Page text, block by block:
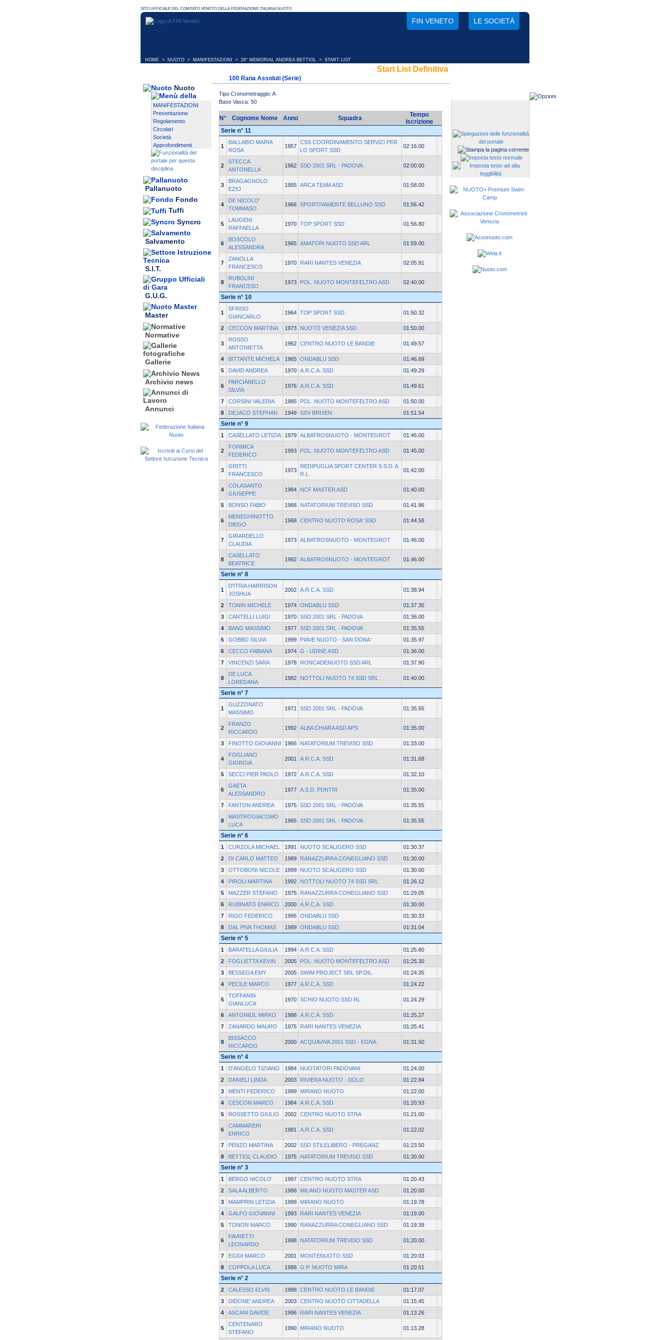
FIN VENETO LE SOCIETÀ
HOME > NUOTO > MANIFESTAZIONI > 26° MEMORIAL ANDREA BETTIOL > START LIST
Nuoto
MANIFESTAZIONI
Presentazione
Regolamento
Circolari
Società
Approfondimenti
Pallanuoto
Fondo
Tuffi
Syncro
Salvamento
S.I.T.
G.U.G.
Master
Normative
Gallerie
Archivio news
Annunci
Start List Definitiva
100 Rana Assoluti (Serie)
Tipo Cronometraggio: A
Base Vasca: 50
N° Cognome Nome Anno Squadra
Tempo
Iscrizione
Serie n° 11
1
BALLABIO MARIA
ROSA
1957
CSS COORDINAMENTO SERVIZI PER
LO SPORT SSD
02:16.00
2
STECCA
ANTONELLA
1962 SSD 2001 SRL - PADOVA 02:00.00
3
BRAGAGNOLO
EZIO
1955 ARCA TEAM ASD 01:58.00
4
DE NICOLO'
TOMMASO
1966 SPORTIVAMENTE BELLUNO SSD 01:56.42
5
LAUGENI
RAFFAELLA
1970 TOP SPORT SSD 01:56.80
6
BOSCOLO
ALESSANDRA
1965 AMATORI NUOTO SSD ARL 01:59.00
7
ZANOLLA
FRANCESCO
1970 RARI NANTES VENEZIA 02:05.91
8
RUBOLINI
FRANCESO
1973 POL. NUOTO MONTEFELTRO ASD 02:40.00
Serie n° 10
1
SFRISO
GIANCARLO
1964 TOP SPORT SSD 01:50.32
2 CECCON MARTINA 1973 NUOTO VENEZIA SSD 01:50.00
3
ROSSO
ANTONIETTA
1962 CENTRO NUOTO LE BANDIE 01:49.57
4 BITTANTE MICHELA 1965 ONDABLU SSD
01:46.69
5
DAVID ANDREA 1970 A.R.C.A. SSD 01:49.29
6
PARCIANELLO
SILVIA
1976 A.R.C.A. SSD 01:49.61
7 CORSINI VALERIA 1985 POL. NUOTO MONTEFELTRO ASD
01:50.00
8
DEJACO STEPHAN 1949 SSV BRIXEN 01:51.54
Serie n° 9
1 CASELLATO LETIZIA 1979 ALBATROSNUOTO - MONTEGROT 01:46.00
2
FORMICA
FEDERICO
1993 POL. NUOTO MONTEFELTRO ASD 01:45.00
3
GRITTI
FRANCESCO
1973
REDIPUGLIA SPORT CENTER S.S.D. A
R.L.
01:42.00
4
COLASANTO
GIUSEPPE
1984 NCF MASTER ASD 01:40.00
5 BONSO FABIO 1966 NATATORIUM TREVISO SSD 01:41.96
6
MENEGHINOTTO
DIEGO
1968 CENTRO NUOTO ROSA' SSD 01:44.58
7
GIRARDELLO
CLAUDIA
1973 ALBATROSNUOTO - MONTEGROT 01:46.00
8
CASELLATO
BEATRICE
1982 ALBATROSNUOTO - MONTEGROT 01:46.00
Serie n° 8
1
D'ITRIA HARRISON
JOSHUA
2002 A.R.C.A. SSD 01:38.94
2 TONIN MICHELE 1974 ONDABLU SSD
01:37.35
3
CANTELLI LUIGI 1970 SSD 2001 SRL - PADOVA
01:36.00
4
BANO MASSIMO 1977 SSD 2001 SRL - PADOVA
01:35.55
5
GOBBO SILVIA 1999 PIAVE NUOTO - SAN DONA '
01:35.97
6
CECCO FABIANA 1974 G - UDINE ASD
01:36.00
7
VINCENZI SARA 1978 RONCADENUOTO SSD ARL 01:37.90
8
DE LUCA
LOREDANA
1982 NOTTOLI NUOTO 74 SSD SRL 01:40.00
Serie n° 7
1
GUZZONATO
MASSIMO
1971 SSD 2001 SRL - PADOVA 01:35.55
2
FRANZO
RICCARDO
1992 ALBA CHIARA ASD APS 01:35.00
3 FINOTTO GIOVANNI 1966 NATATORIUM TREVISO SSD 01:33.00
4
FOGLIANO
GIORGIA
2001 A.R.C.A. SSD 01:31.68
5 SECCI PIER PAOLO 1972 A.R.C.A. SSD 01:32.10
6
GAETA
ALESSANDRO
1977 A.S.D. PDNTRI 01:35.00
7 FANTON ANDREA 1975 SSD 2001 SRL - PADOVA 01:35.55
8
MASTROGIACOMO
LUCA
1965 SSD 2001 SRL - PADOVA 01:35.55
Serie n° 6
1 CURZOLA MICHAEL 1991 NUOTO SCALIGERO SSD
01:30.37
2
DI CARLO MATTEO 1989 RANAZZURRA CONEGLIANO SSD
01:30.00
3
OTTOBONI NICOLE 1999 NUOTO SCALIGERO SSD
01:30.00
4
PIROLI MARTINA 1992 NOTTOLI NUOTO 74 SSD SRL
01:26.12
5
MAZZER STEFANO 1975 RANAZZURRA CONEGLIANO SSD
01:29.05
6
RUBINATO ENRICO 2000 A.R.C.A. SSD
01:30.00
7
RIGO FEDERICO 1995 ONDABLU SSD
01:30.33
8
DAL PIVA THOMAS 1989 ONDABLU SSD 01:31.04
Serie n° 5
1 BARATELLA GIULIA 1994 A.R.C.A. SSD
01:25.80
2
FOGLIETTA KEVIN 2005 POL. NUOTO MONTEFELTRO ASD
01:25.30
3
BESSEGA EMY 2005 SWIM PROJECT SRL SP.DIL.
01:24.35
4
PECILE MARCO 1977 A.R.C.A. SSD 01:24.22
5
TOFFANIN
GIANLUCA
1970 SCHIO NUOTO SSD RL 01:24.29
6 ANTONIOL MIRKO 1988 A.R.C.A. SSD
01:25.27
7
ZANARDO MAURO 1975 RARI NANTES VENEZIA 01:25.41
8
BISSACCO
RICCARDO
2000 ACQUAVIVA 2001 SSD - EGNA 01:31.50
Serie n° 4
1 D'ANGELO TIZIANO 1984 NUOTATORI PADOVANI
01:24.00
2
DANIELI LINDA 2003 RIVIERA NUOTO - DOLO
01:22.84
3
MENTI FEDERICO 1999 MIRANO NUOTO
01:22.00
4
CESCON MARCO 1984 A.R.C.A. SSD
01:20.93
5
ROSSETTO GIULIO 2002 CENTRO NUOTO STRA 01:21.00
6
CAMMARERI
ENRICO
1981 A.R.C.A. SSD 01:22.02
7 PENZO MARTINA 2002 SSD STILELIBERO - PREGANZ
01:23.50
8
BETTIOL CLAUDIO 1975 NATATORIUM TREVISO SSD 01:30.00
Serie n° 3
1 BERGO NICOLO' 1997 CENTRO NUOTO STRA
01:20.43
2
SALA ALBERTO 1988 MILANO NUOTO MASTER ASD
01:20.00
3
MAMPRIN LETIZIA 1999 MIRANO NUOTO
01:19.78
4
GALFO GIOVANNI 1993 RARI NANTES VENEZIA
01:19.00
5
TONON MARCO 1990 RANAZZURRA CONEGLIANO SSD 01:19.39
6
FAVRETTI
LEONARDO
1998 NATATORIUM TREVISO SSD 01:20.00
7 EGIDI MARCO 2001 MONTENUOTO SSD
01:20.03
8
COPPOLA LUCA 1988 G.P. NUOTO MIRA 01:20.51
Serie n° 2
2 CALESSO ELVIS 1988 CENTRO NUOTO LE BANDIE
01:17.07
3
DIDONE' ANDREA 2003 CENTRO NUOTO CITTADELLA
01:15.45
4
ASCANI DAVIDE 1996 RARI NANTES VENEZIA 01:13.26
5
CENTENARO
STEFANO
1990 MIRANO NUOTO 01:13.28